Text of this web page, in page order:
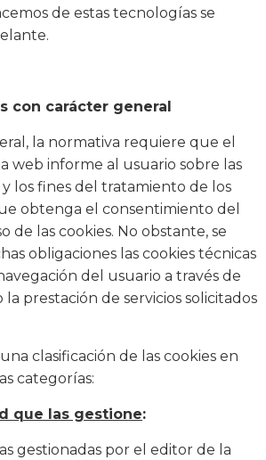
de estas tecnologías se
con carácter general
la normativa requiere que el
web informe al usuario sobre las
los fines del tratamiento de los
obtenga el consentimiento del
de las cookies. No obstante, se
obligaciones las cookies técnicas
del usuario a través de
prestación de servicios solicitados
clasificación de las cookies en
categorías:
que las gestione:
gestionadas por el editor de la